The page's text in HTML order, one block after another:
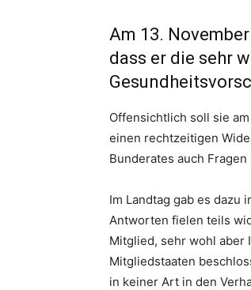
Am 13.
dass er die sehr
Offensichtlich soll sie
einen rechtzeitigen
Bunderates auch
Im Landtag gab es dazu
Antworten fielen teils
Mitglied, sehr wohl aber
Mitgliedstaaten
in keiner Art in den